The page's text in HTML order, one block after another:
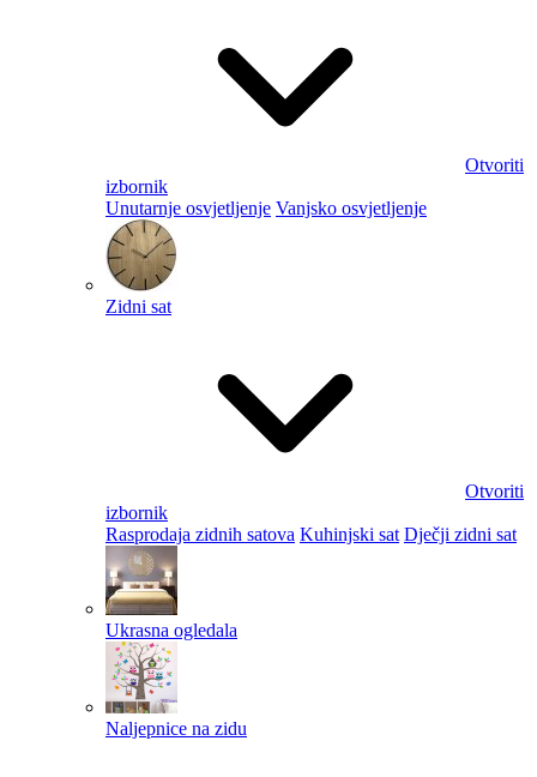
Otvoriti
izbornik
Unutarnje osvjetljenje Vanjsko osvjetljenje
Zidni sat
Otvoriti
izbornik
Rasprodaja zidnih satova Kuhinjski sat Dječji zidni sat
Ukrasna ogledala
Naljepnice na zidu